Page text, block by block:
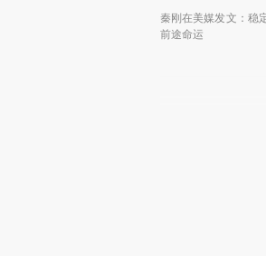
秦刚在美媒发文：稳
前途命运